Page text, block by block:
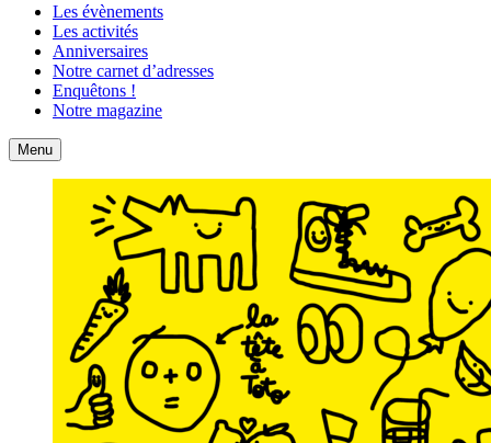
Les évènements
Les activités
Anniversaires
Notre carnet d’adresses
Enquêtons !
Notre magazine
Accueil
Menu Contact